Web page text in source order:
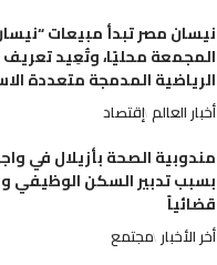
نيسان مصر تبدأ مبيعات
المجمعة محليًا، وتُعِيد تعريف
الرياضية المدمجة متعددة
أخبار العالم إقتصاد
مندوبية الصحة بأزيلال في
بسبب تدبير السكن
قضائياً
أخر الأخبار مجتمع